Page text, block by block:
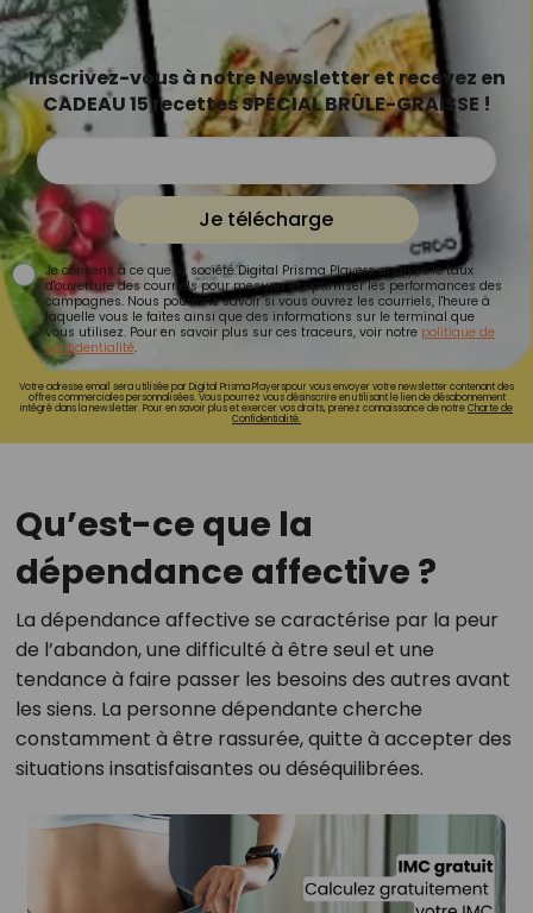
Inscrivez-vous à notre Newsletter et recevez en
CADEAU 15 recettes SPÉCIAL BRÛLE-GRAISSE !
Je télécharge
Je consens à ce que la société Digital Prisma Players analyse le taux
d'ouverture des courriels pour mesurer et optimiser les performances des
campagnes. Nous pourrons savoir si vous ouvrez les courriels, l'heure à
laquelle vous le faites ainsi que des informations sur le terminal que
vous utilisez. Pour en savoir plus sur ces traceurs, voir notre politique de
confidentialité.
Votre adresse email sera utilisée par Digital Prisma Playerspour vous envoyer votre newsletter contenant des
offres commerciales personnalisées. Vous pourrez vous désinscrire en utilisant le lien de désabonnement
intégré dans la newsletter. Pour en savoir plus et exercer vos droits, prenez connaissance de notreCharte de
Confidentialité.
Qu’est-ce que la
dépendance affective ?
La dépendance affective se caractérise par la peur
de l’abandon, une difficulté à être seul et une
tendance à faire passer les besoins des autres avant
les siens. La personne dépendante cherche
constamment à être rassurée, quitte à accepter des
situations insatisfaisantes ou déséquilibrées.